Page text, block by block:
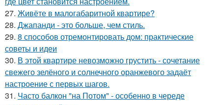
27. Живёте в малогабаритной квартире?
28. Джапанди - это больше, чем стиль.
29. 8 способов отремонтировать дом: практические
советы и идеи
30. В этой квартире невозможно грустить - сочетание
свежего зелёного и солнечного оранжевого задаёт
настроение с первых шагов.
31. Часто балкон "на Потом" - особенно в череде